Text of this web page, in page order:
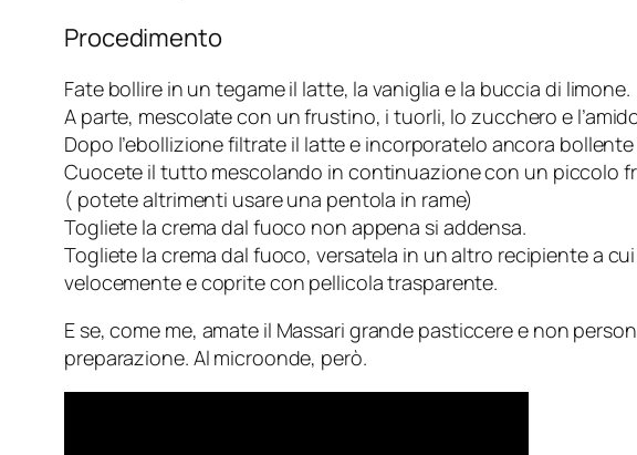
Procedimento
Fate bollire in un tegame il latte, la vaniglia e la buccia di limone.
A parte, mescolate con un frustino, i tuorli, lo zucchero e
Dopo l’ebollizione filtrate il latte e incorporatelo ancora
Cuocete il tutto mescolando in continuazione con un piccolo
( potete altrimenti usare una pentola in rame)
Togliete la crema dal fuoco non appena si addensa.
Togliete la crema dal fuoco, versatela in un altro recipiente a
velocemente e coprite con pellicola trasparente.
E se, come me, amate il Massari grande pasticcere e non
preparazione. Al microonde, però.